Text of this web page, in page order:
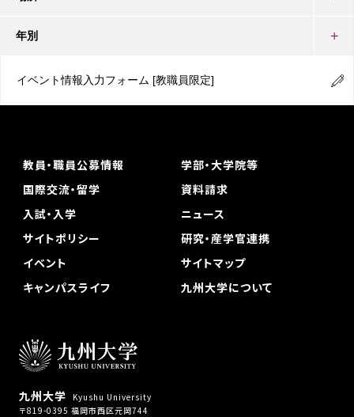
年別
イベント情報入力フォーム [教職員限定]
九州大学
Kyushu University
〒819-0395 福岡市西区元岡744
教員・職員公募情報
学部・大学院等
国際交流・留学
資料請求
入試・入学
ニュース
サイトポリシー
研究・産学官連携
イベント
サイトマップ
キャンパスライフ
九州大学について